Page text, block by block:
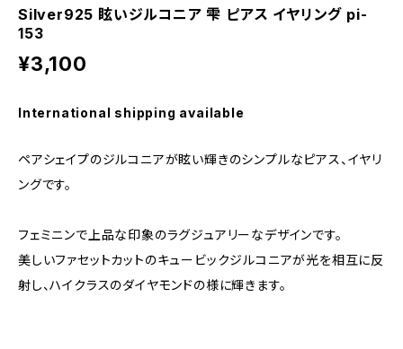
Silver925 眩いジルコニア 雫 ピアス イヤリング pi-
153
¥3,100
International shipping available
ペアシェイプのジルコニアが眩い輝きのシンプルなピアス、イヤリ
ングです。
フェミニンで上品な印象のラグジュアリーなデザインです。
美しいファセットカットのキュービックジルコニアが光を相互に反
射し、ハイクラスのダイヤモンドの様に輝きます。